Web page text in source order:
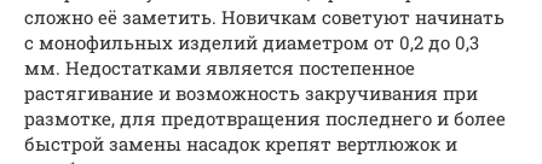
сложно её заметить. Новичкам советуют начинать
с монофильных изделий диаметром от 0,2 до 0,3
мм. Недостатками является постепенное
растягивание и возможность закручивания при
размотке, для предотвращения последнего и более
быстрой замены насадок крепят вертлюжок и